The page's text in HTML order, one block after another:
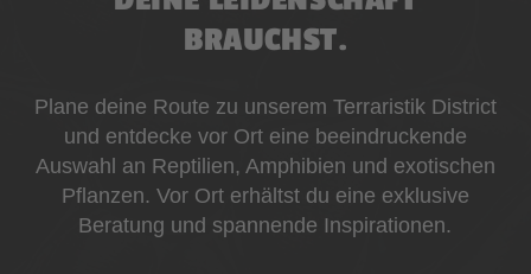
BRAUCHST.
Plane deine Route zu unserem Terraristik District
und entdecke vor Ort eine beeindruckende
Auswahl an Reptilien, Amphibien und exotischen
Pflanzen. Vor Ort erhältst du eine exklusive
Beratung und spannende Inspirationen.